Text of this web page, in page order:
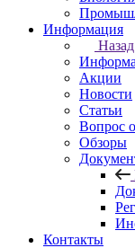
Информация
Назад
Акции
Новости
Статьи
Вопрос
Обзоры
Контакты